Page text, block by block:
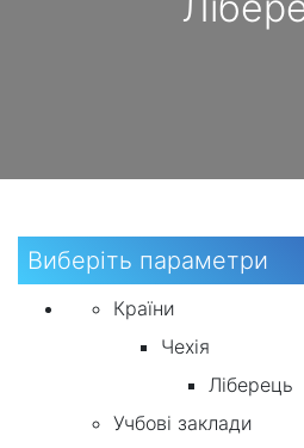
Виберіть параметри
Країни
Чехія
Ліберець
Учбові заклади